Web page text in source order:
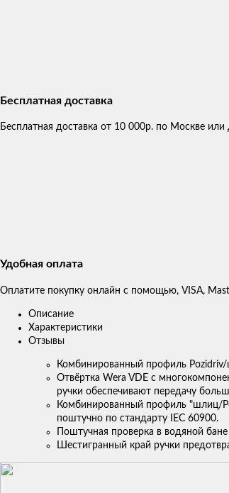
Бесплатная доставка
Бесплатная доставка от 10 000р. по Москве
Удобная оплата
Оплатите покупку онлайн с помощью, VISA,
Описание
Характеристики
Отзывы
Комбинированный профиль
Отвёртка Wera VDE с
ручки обеспечивают передачу
Комбинированный профиль "шлиц/
поштучно по стандарту IEC 60900.
Поштучная проверка в водяной
Шестигранный край ручки